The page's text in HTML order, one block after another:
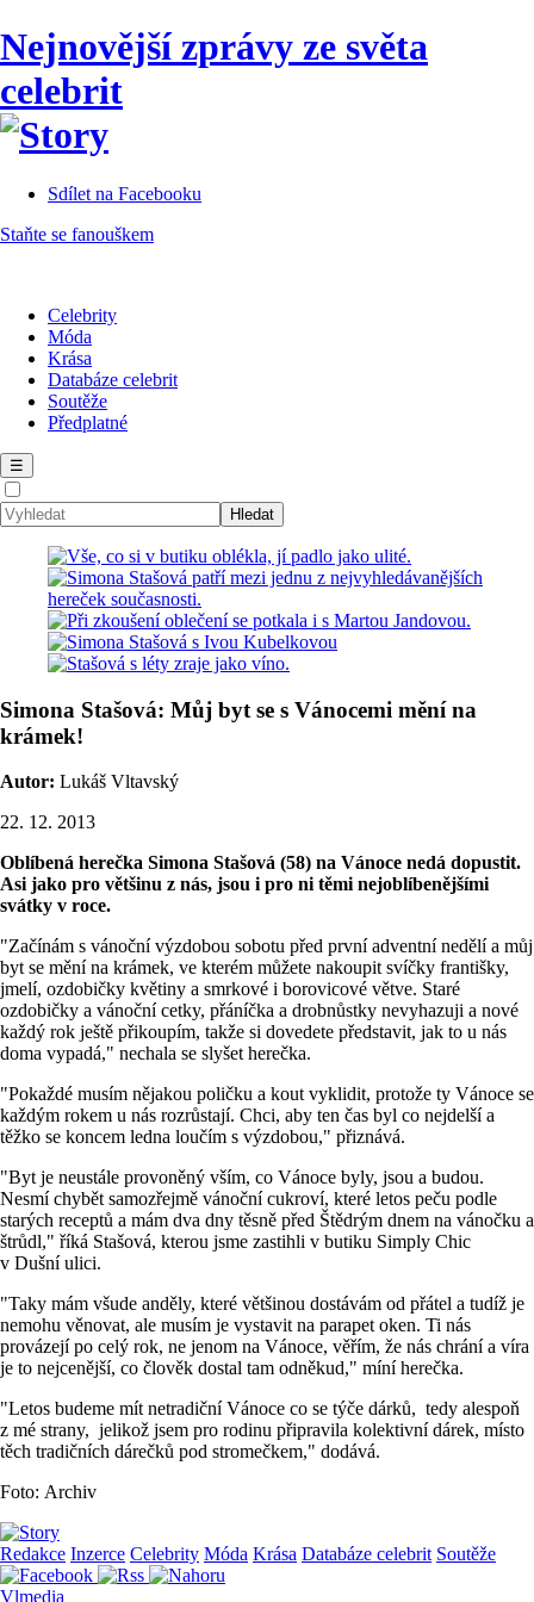
Nejnovější zprávy ze světa
celebrit
Sdílet na Facebooku
Staňte se fanouškem
Celebrity
Móda
Krása
Databáze celebrit
Soutěže
Předplatné
☰
Simona Stašová: Můj byt se s Vánocemi mění na
krámek!
Autor: Lukáš Vltavský
22. 12. 2013
Oblíbená herečka Simona Stašová (58) na Vánoce nedá dopustit.
Asi jako pro většinu z nás, jsou i pro ni těmi nejoblíbenějšími
svátky v roce.
"Začínám s vánoční výzdobou sobotu před první adventní nedělí a můj
byt se mění na krámek, ve kterém můžete nakoupit svíčky františky,
jmelí, ozdobičky květiny a smrkové i borovicové větve. Staré
ozdobičky a vánoční cetky, přáníčka a drobnůstky nevyhazuji a nové
každý rok ještě přikoupím, takže si dovedete představit, jak to u nás
doma vypadá," nechala se slyšet herečka.
"Pokaždé musím nějakou poličku a kout vyklidit, protože ty Vánoce se
každým rokem u nás rozrůstají. Chci, aby ten čas byl co nejdelší a
těžko se koncem ledna loučím s výzdobou," přiznává.
"Byt je neustále provoněný vším, co Vánoce byly, jsou a budou.
Nesmí chybět samozřejmě vánoční cukroví, které letos peču podle
starých receptů a mám dva dny těsně před Štědrým dnem na vánočku a
štrůdl," říká Stašová, kterou jsme zastihli v butiku Simply Chic
v Dušní ulici.
"Taky mám všude anděly, které většinou dostávám od přátel a tudíž je
nemohu věnovat, ale musím je vystavit na parapet oken. Ti nás
provázejí po celý rok, ne jenom na Vánoce, věřím, že nás chrání a víra
je to nejcenější, co člověk dostal tam odněkud," míní herečka.
"Letos budeme mít netradiční Vánoce co se týče dárků, tedy alespoň
z mé strany, jelikož jsem pro rodinu připravila kolektivní dárek, místo
těch tradičních dárečků pod stromečkem," dodává.
Foto: Archiv
Redakce Inzerce Celebrity Móda Krása Databáze celebrit Soutěže
Vlmedia